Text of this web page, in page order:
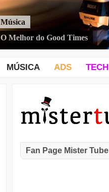
Música
O Melhor do Good Times
MÚSICA ADS TECH
Fan Page Mister Tube